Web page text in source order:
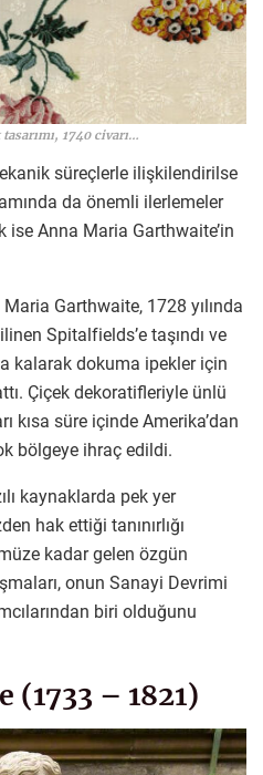
1740 civarı…
süreçlerle ilişkilendirilse
da önemli ilerlemeler
Anna Maria Garthwaite’in
Garthwaite, 1728 yılında
Spitalfields’e taşındı ve
kalarak dokuma ipekler için
Çiçek dekoratifleriyle ünlü
kısa süre içinde Amerika’dan
bölgeye ihraç edildi.
kaynaklarda pek yer
hak ettiği tanınırlığı
kadar gelen özgün
onun Sanayi Devrimi
biri olduğunu
(1733 – 1821)